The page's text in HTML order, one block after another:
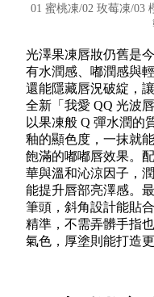
01 蜜桃凍/02 玫莓凍/03
光澤果凍唇妝仍舊是
有水潤感、嘟潤感與
還能隱藏唇況破綻，
全新「我愛 QQ 光波
以果凍般 Q 彈水潤的
釉的顯色度，一抹就
飽滿的嘟嘟唇效果。
華與溫和沁涼因子，
能提升唇部亮澤感。
筆頭，斜角設計能貼
精準，不需弄髒手指
氣色，厚塗則能打造